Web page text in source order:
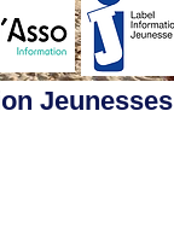
Jeunesses